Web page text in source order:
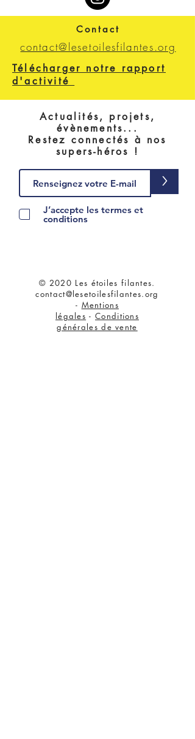
Contact
contact@lesetoilesfilantes.org
Télécharger notre rapport
d'activité
Actualités, projets,
évènements...
Restez connectés à nos
supers-héros !
>
J’accepte les termes et
conditions
© 2020 Les étoiles filantes.
contact@lesetoilesfilantes.org
- Mentions
légales - Conditions
générales de vente